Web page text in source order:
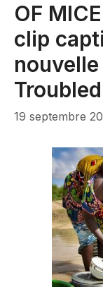
OF
clip
19 septembre